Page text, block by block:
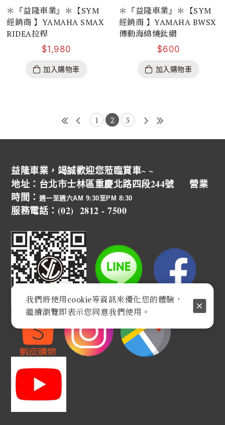
＊『益隆車業』＊【SYM
經銷商 】YAMAHA SMAX
RIDEA拉桿
$1,980
加入購物車
＊『益隆車業』＊【SYM
經銷商 】YAMAHA BWSX
傳動海綿燒鈦網
$600
加入購物車
1 2 3
益隆車業，竭誠歡迎您蒞臨賞車~ ~
地址：台北市士林區重慶北路四段244號 營業
時間： 週一至週六AM 9:30至PM 8:30
服務電話：(02) 2812 - 7500
我們將使用cookie等資訊來優化您的體驗，
繼續瀏覽即表示您同意我們使用。